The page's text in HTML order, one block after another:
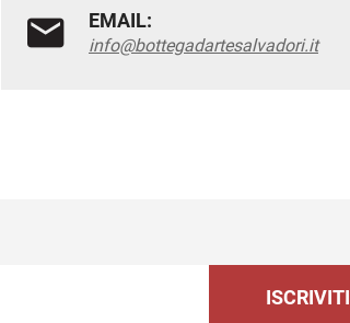
EMAIL:
info@bottegadartesalvadori.it
ISCRIVITI